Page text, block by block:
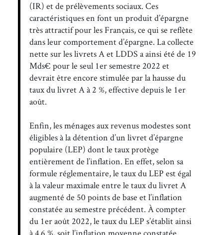
(IR) et de prélèvements sociaux. Ces
caractéristiques en font un produit d’épargne
très attractif pour les Français, ce qui se reflète
dans leur comportement d’épargne. La collecte
nette sur les livrets A et LDDS a ainsi été de 19
Mds€ pour le seul 1er semestre 2022 et
devrait être encore stimulée par la hausse du
taux du livret A à 2 %, effective depuis le 1er
août.
Enfin, les ménages aux revenus modestes sont
éligibles à la détention d’un livret d’épargne
populaire (LEP) dont le taux protège
entièrement de l’inflation. En effet, selon sa
formule réglementaire, le taux du LEP est égal
à la valeur maximale entre le taux du livret A
augmenté de 50 points de base et l’inflation
constatée au semestre précédent. À compter
du 1er août 2022, le taux du LEP s’établit ainsi
à 4,6 %, soit l’inflation moyenne constatée